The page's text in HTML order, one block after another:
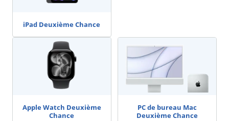
iPad Deuxième Chance
Apple Watch Deuxième
Chance
PC de bureau Mac
Deuxième Chance